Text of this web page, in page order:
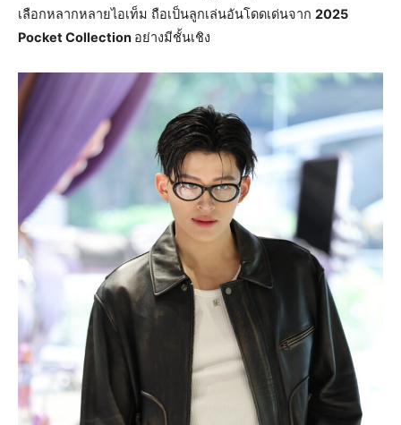
เลือกหลากหลายไอเท็ม ถือเป็นลูกเล่นอันโดดเด่นจาก 2025
Pocket Collection อย่างมีชั้นเชิง